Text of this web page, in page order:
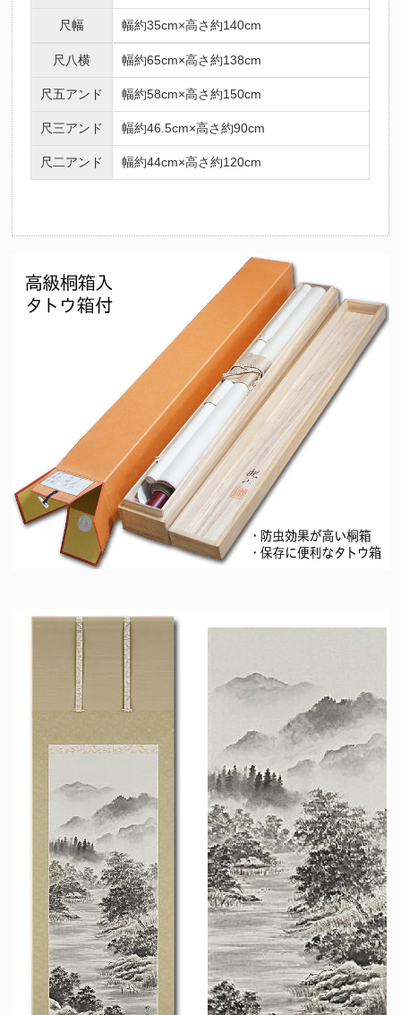
尺幅 幅約35cm×高さ約140cm
尺八横 幅約65cm×高さ約138cm
尺五アンド 幅約58cm×高さ約150cm
尺三アンド 幅約46.5cm×高さ約90cm
尺二アンド 幅約44cm×高さ約120cm